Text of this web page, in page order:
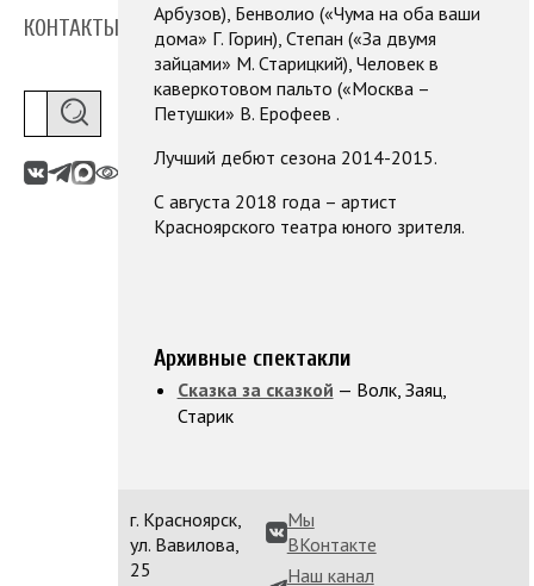
КОНТАКТЫ
Арбузов), Бенволио («Чума на оба ваши
дома» Г. Горин), Степан («За двумя
зайцами» М. Старицкий), Человек в
каверкотовом пальто («Москва –
Петушки» В. Ерофеев .
Лучший дебют сезона 2014-2015.
С августа 2018 года – артист
Красноярского театра юного зрителя.
Архивные спектакли
Сказка за сказкой — Волк, Заяц,
Старик
г. Красноярск,
ул. Вавилова,
25
Мы
ВКонтакте
Наш канал